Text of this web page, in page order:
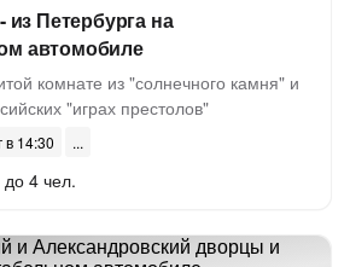
Петербурга на
автомобиле
комнате из "солнечного камня" и
"играх престолов"
в 14:30
4 чел.